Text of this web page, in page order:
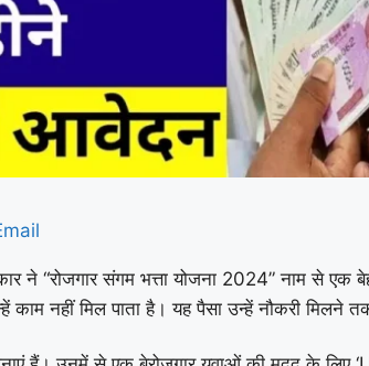
ने “रोजगार संगम भत्ता योजना 2024” नाम से
काम नहीं मिल पाता है। यह पैसा उन्हें नौकरी